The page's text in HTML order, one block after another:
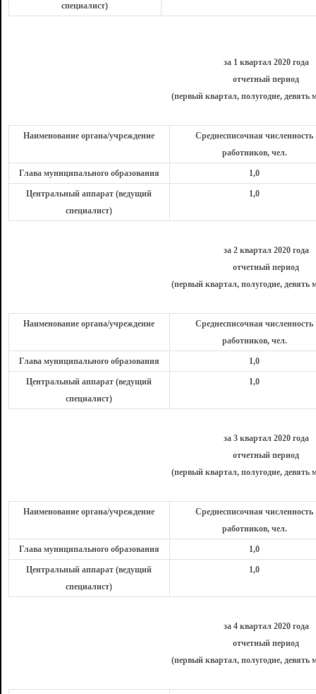
специалист)
за 1 квартал 2020 года
отчетный период
(первый квартал, полугодие, девять
Наименование органа/учреждение
Среднесписочная численность
работников, чел.
Глава муниципального образования 1,0
Центральный аппарат (ведущий
специалист)
1,0
за 2 квартал 2020 года
отчетный период
(первый квартал, полугодие, девять
Наименование органа/учреждение
Среднесписочная численность
работников, чел.
Глава муниципального образования 1,0
Центральный аппарат (ведущий
специалист)
1,0
за 3 квартал 2020 года
отчетный период
(первый квартал, полугодие, девять
Наименование органа/учреждение
Среднесписочная численность
работников, чел.
Глава муниципального образования 1,0
Центральный аппарат (ведущий
специалист)
1,0
за 4 квартал 2020 года
отчетный период
(первый квартал, полугодие, девять